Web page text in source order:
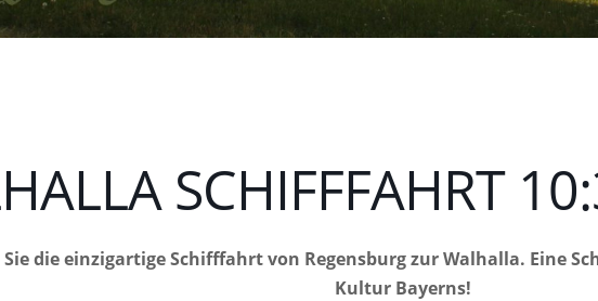
SCHIFFFAHRT
Sie die einzigartige Schifffahrt von Regensburg zur Walhalla. Eine
Kultur Bayerns!